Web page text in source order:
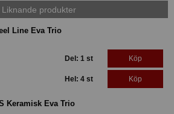
Liknande produkter
Line Eva Trio
Del: 1 st Köp
Hel: 4 st Köp
Keramisk Eva Trio